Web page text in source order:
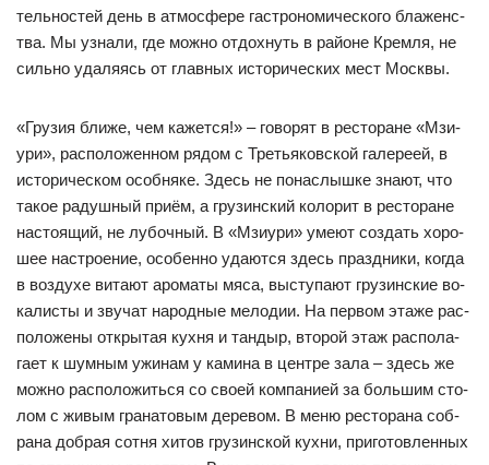
тель­нос­тей день в ат­мос­фе­ре гас­тро­но­ми­чес­ко­го бла­женс­
тва. Мы уз­на­ли, где мож­но от­дох­нуть в рай­оне Крем­ля, не
силь­но уда­ля­ясь от глав­ных ис­то­ри­чес­ких мест Мос­квы.
«Гру­зия бли­же, чем ка­жет­ся!» – го­во­рят в рес­то­ра­не «Мзи­
ури», рас­по­ло­жен­ном ря­дом с Треть­яков­ской га­ле­ре­ей, в
ис­то­ри­чес­ком особ­ня­ке. Здесь не по­нас­лыш­ке зна­ют, что
та­кое ра­душ­ный при­ём, а гру­зин­ский ко­ло­рит в рес­то­ра­не
нас­то­ящий, не лу­боч­ный. В «Мзи­ури» уме­ют соз­дать хо­ро­
шее нас­тро­ение, осо­бен­но уда­ют­ся здесь праз­дни­ки, ког­да
в воз­ду­хе ви­та­ют аро­ма­ты мя­са, выс­ту­па­ют гру­зин­ские во­
ка­лис­ты и зву­чат на­род­ные ме­ло­дии. На пер­вом эта­же рас­
по­ло­же­ны от­кры­тая кух­ня и тан­дыр, вто­рой этаж рас­по­ла­
га­ет к шум­ным ужи­нам у ка­ми­на в цен­тре за­ла – здесь же
мож­но рас­по­ло­жить­ся со сво­ей ком­па­ни­ей за боль­шим сто­
лом с жи­вым гра­на­то­вым де­ре­вом. В ме­ню рес­то­ра­на соб­
ра­на доб­рая сот­ня хи­тов гру­зин­ской кух­ни, при­го­тов­лен­ных